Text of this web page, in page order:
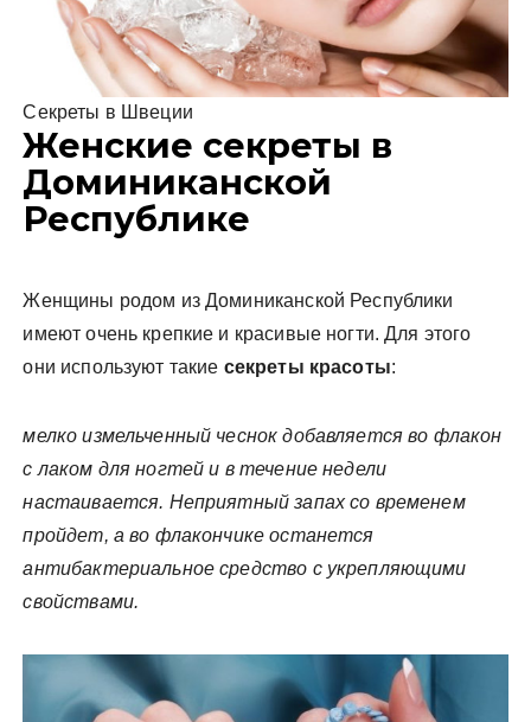
Секреты в Швеции
Женские секреты в
Доминиканской
Республике
Женщины родом из Доминиканской Республики
имеют очень крепкие и красивые ногти. Для этого
они используют такие секреты красоты:
мелко измельченный чеснок добавляется во флакон
с лаком для ногтей и в течение недели
настаивается. Неприятный запах со временем
пройдет, а во флакончике останется
антибактериальное средство с укрепляющими
свойствами.